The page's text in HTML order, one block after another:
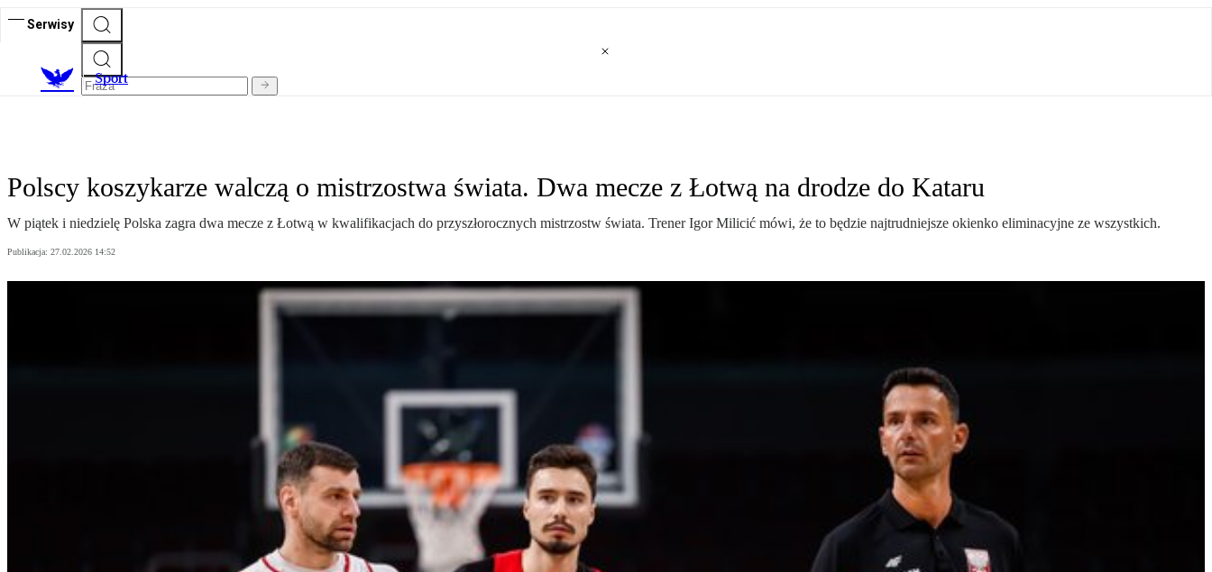
Serwisy
Sport
Polscy koszykarze walczą o mistrzostwa świata. Dwa mecze z Łotwą na drodze do Kataru
W piątek i niedzielę Polska zagra dwa mecze z Łotwą w kwalifikacjach do przyszłorocznych mistrzostw świata. Trener Igor Milicić mówi, że to będzie najtrudniejsze okienko eliminacyjne ze wszystkich.
Publikacja: 27.02.2026 14:52